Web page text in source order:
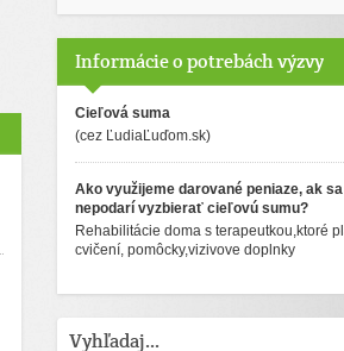
Informácie o potrebách výzvy
Cieľová suma
(cez ĽudiaĽuďom.sk)
Ako využijeme darované peniaze, ak
nepodarí vyzbierať cieľovú sumu?
Rehabilitácie doma s terapeutkou,ktoré
cvičení, pomôcky,vizivove doplnky